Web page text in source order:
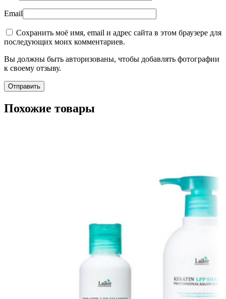
Email
Сохранить моё имя, email и адрес сайта в этом браузере для
последующих моих комментариев.
Вы должны быть авторизованы, чтобы добавлять фотографии
к своему отзыву.
Похожие товары